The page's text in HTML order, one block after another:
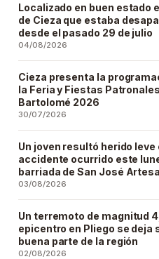
Localizado en buen estado
de Cieza que estaba
desde el pasado 29 de julio
04/08/2026
Cieza presenta la
la Feria y Fiestas
Bartolomé 2026
30/07/2026
Un joven resultó herido leve
accidente ocurrido este
barriada de San José
03/08/2026
Un terremoto de magnitud
epicentro en Pliego se deja
buena parte de la región
02/08/2026